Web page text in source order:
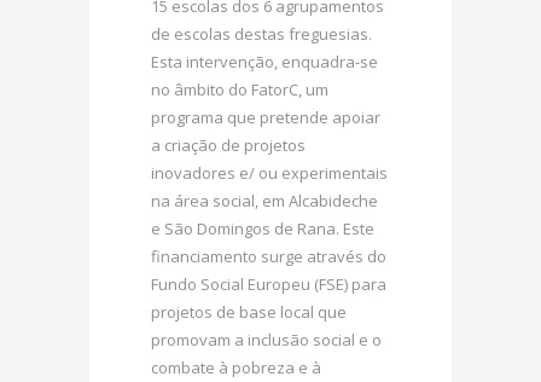
15 escolas dos 6 agrupamentos
de escolas destas freguesias.
Esta intervenção, enquadra-se
no âmbito do FatorC, um
programa que pretende apoiar
a criação de projetos
inovadores e/ ou experimentais
na área social, em Alcabideche
e São Domingos de Rana. Este
financiamento surge através do
Fundo Social Europeu (FSE) para
projetos de base local que
promovam a inclusão social e o
combate à pobreza e à